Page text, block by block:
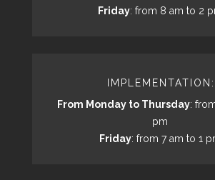
Friday: from 8 am to 2
IMPLEMENTATION:
From Monday to Thursday:
pm
Friday: from 7 am to 1